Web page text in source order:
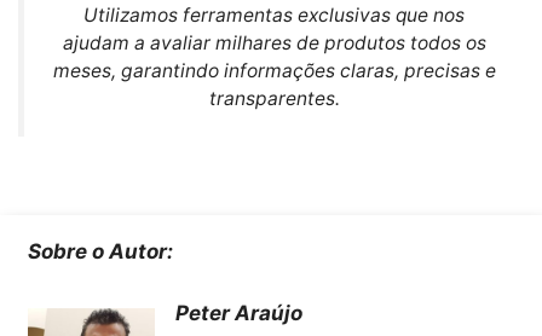
Utilizamos ferramentas exclusivas que nos
ajudam a avaliar milhares de produtos todos os
meses, garantindo informações claras, precisas e
transparentes.
Sobre o Autor:
Peter Araújo